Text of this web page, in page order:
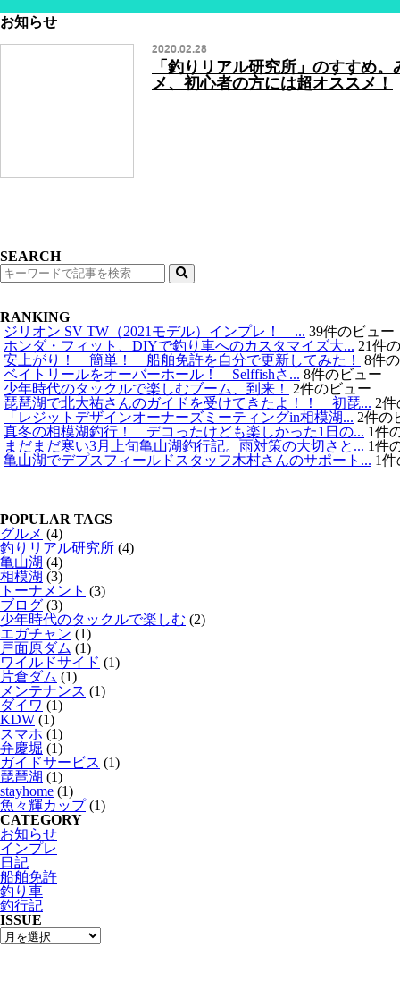
お知らせ
2020.02.28
「釣りリアル研究所」のすすめ
メ、初心者の方には超オススメ！
SEARCH
検
索
RANKING
ジリオン SV TW（2021モデル）インプレ！ ... 39件のビュー
ホンダ・フィット、DIYで釣り車へのカスタマイズ大... 21件
安上がり！ 簡単！ 船舶免許を自分で更新してみた！
8件
ベイトリールをオーバーホール！ Selffishさ... 8件のビュー
少年時代のタックルで楽しむブーム、到来！
2件のビュー
琵琶湖で北大祐さんのガイドを受けてきたよ！！ 初琵... 2
「レジットデザインオーナーズミーティングin相模湖... 2件の
真冬の相模湖釣行！ デコったけども楽しかった1日の... 1件
まだまだ寒い3月上旬亀山湖釣行記。雨対策の大切さと... 1件
亀山湖でデプスフィールドスタッフ木村さんのサポート... 1
POPULAR TAGS
グルメ (4)
釣りリアル研究所 (4)
亀山湖 (4)
相模湖 (3)
トーナメント (3)
ブログ (3)
少年時代のタックルで楽しむ (2)
エガチャン (1)
戸面原ダム (1)
ワイルドサイド (1)
片倉ダム (1)
メンテナンス (1)
ダイワ (1)
KDW (1)
スマホ (1)
弁慶堀 (1)
ガイドサービス (1)
琵琶湖 (1)
stayhome (1)
魚々輝カップ(1)
CATEGORY
お知らせ
インプレ
日記
船舶免許
釣り車
釣行記
ISSUE